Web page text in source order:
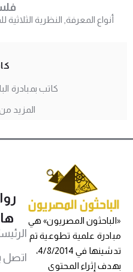
أنواع المعرفة النظرية الثلاثية
كاتب بمبادرة
المزيد
«الباحثون المصريون» هي
مبادرة علمية تطوعية تم
تدشينها في 4/8/2014،
بهدف إثراء المحتوى
اتصل